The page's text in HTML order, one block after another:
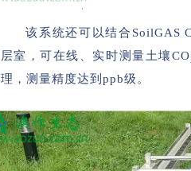
该系统还可以结合SoilGAS
层室，可在线、实时测量土壤CO
理，测量精度达到ppb级。